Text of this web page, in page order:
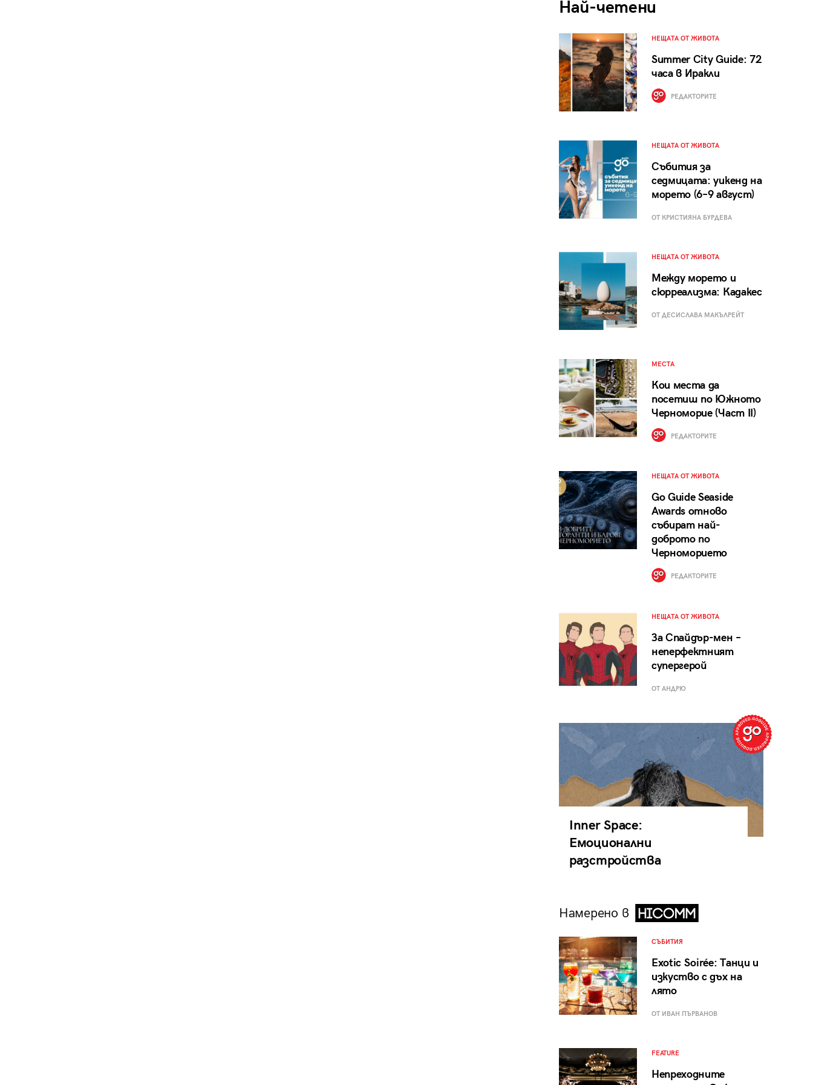
Най-четени
НЕЩАТА ОТ ЖИВОТА
Summer City Guide: 72
часа в Иракли
РЕДАКТОРИТЕ
НЕЩАТА ОТ ЖИВОТА
Събития за
седмицата: уикенд на
морето (6–9 август)
ОТ КРИСТИЯНА БУРДЕВА
НЕЩАТА ОТ ЖИВОТА
Между морето и
сюрреализма: Кадакес
ОТ ДЕСИСЛАВА МАКЪЛРЕЙТ
МЕСТА
Кои места да
посетиш по Южното
Черноморие (Част II)
РЕДАКТОРИТЕ
НЕЩАТА ОТ ЖИВОТА
Go Guide Seaside
Awards отново
събират най-
доброто по
Черноморието
РЕДАКТОРИТЕ
НЕЩАТА ОТ ЖИВОТА
За Спайдър-мен –
неперфектният
супергерой
ОТ АНДРЮ
Inner Space:
Емоционални
разстройства
Намерено в
СЪБИТИЯ
Exotic Soirée: Танци и
изкуство с дъх на
лято
ОТ ИВАН ПЪРВАНОВ
FEATURE
Непреходните